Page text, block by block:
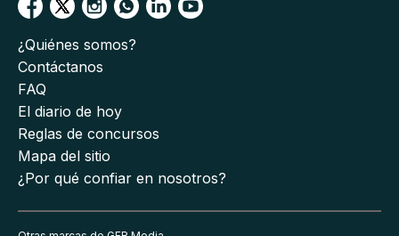
¿Quiénes somos?
Contáctanos
FAQ
El diario de hoy
Reglas de concursos
Mapa del sitio
¿Por qué confiar en nosotros?